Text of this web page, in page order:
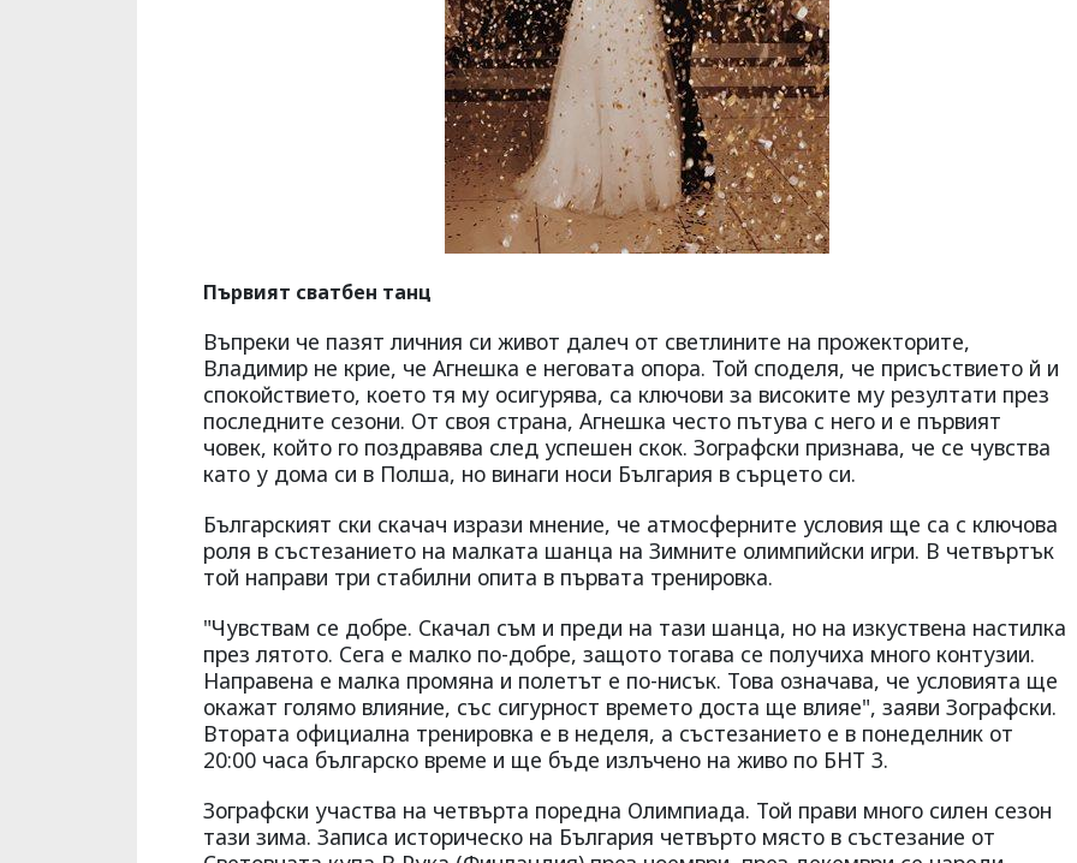
Първият сватбен танц
Въпреки че пазят личния си живот далеч от светлините на прожекторите,
Владимир не крие, че Агнешка е неговата опора. Той споделя, че присъствието й и
спокойствието, което тя му осигурява, са ключови за високите му резултати през
последните сезони. От своя страна, Агнешка често пътува с него и е първият
човек, който го поздравява след успешен скок. Зографски признава, че се чувства
като у дома си в Полша, но винаги носи България в сърцето си.
Българският ски скачач изрази мнение, че атмосферните условия ще са с ключова
роля в състезанието на малката шанца на Зимните олимпийски игри. В четвъртък
той направи три стабилни опита в първата тренировка.
"Чувствам се добре. Скачал съм и преди на тази шанца, но на изкуствена настилка
през лятото. Сега е малко по-добре, защото тогава се получиха много контузии.
Направена е малка промяна и полетът е по-нисък. Това означава, че условията ще
окажат голямо влияние, със сигурност времето доста ще влияе", заяви Зографски.
Втората официална тренировка е в неделя, а състезанието е в понеделник от
20:00 часа българско време и ще бъде излъчено на живо по БНТ 3.
Зографски участва на четвърта поредна Олимпиада. Той прави много силен сезон
тази зима. Записа историческо на България четвърто място в състезание от